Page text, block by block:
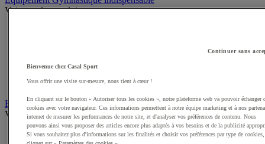
Voir tous les produits
Modules de Gymnastique
Praticables, Aires évolution Gymnastique
Matériel Gymnastique gonflable
Engins de GR - Gymnastique Rythmique
Voir tous les produits
Ballons GR
Continuer sans
Bienvenue chez Casal Sport
Vous offrir une visite sur-mesure, nous tient à cœur !
En cliquant sur le bouton « Autoriser tous les cookies », notre plateforme web va pouvoir échanger
cookies avec votre navigateur. Ces informations permettent à notre équipe marketing et à nos
internet de mesurer les performances de notre site, et d'analyser vos préférences de contenu. Nous
pouvons ainsi vous proposer des articles encore plus adaptés à vos besoins et de la publicité
Si vous souhaitez plus d'informations sur les finalités et choisir vos préférences par type de cookies,